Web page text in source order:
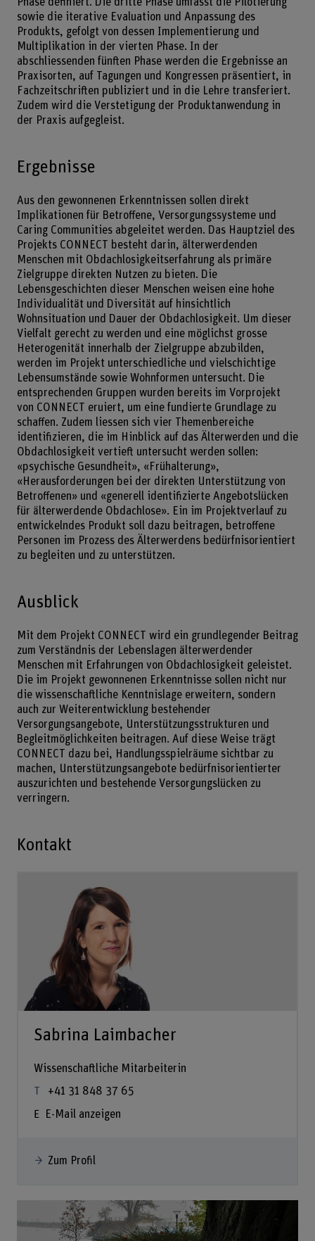
sowie die iterative Evaluation und Anpassung des
Produkts, gefolgt von dessen Implementierung und
Multiplikation in der vierten Phase. In der
abschliessenden fünften Phase werden die Ergebnisse an
Praxisorten, auf Tagungen und Kongressen präsentiert, in
Fachzeitschriften publiziert und in die Lehre transferiert.
Zudem wird die Verstetigung der Produktanwendung in
der Praxis aufgegleist.
Ergebnisse
Aus den gewonnenen Erkenntnissen sollen direkt
Implikationen für Betroffene, Versorgungssysteme und
Caring Communities abgeleitet werden. Das Hauptziel des
Projekts CONNECT besteht darin, älterwerdenden
Menschen mit Obdachlosigkeitserfahrung als primäre
Zielgruppe direkten Nutzen zu bieten. Die
Lebensgeschichten dieser Menschen weisen eine hohe
Individualität und Diversität auf hinsichtlich
Wohnsituation und Dauer der Obdachlosigkeit. Um dieser
Vielfalt gerecht zu werden und eine möglichst grosse
Heterogenität innerhalb der Zielgruppe abzubilden,
werden im Projekt unterschiedliche und vielschichtige
Lebensumstände sowie Wohnformen untersucht. Die
entsprechenden Gruppen wurden bereits im Vorprojekt
von CONNECT eruiert, um eine fundierte Grundlage zu
schaffen. Zudem liessen sich vier Themenbereiche
identifizieren, die im Hinblick auf das Älterwerden und die
Obdachlosigkeit vertieft untersucht werden sollen:
«psychische Gesundheit», «Frühalterung»,
«Herausforderungen bei der direkten Unterstützung von
Betroffenen» und «generell identifizierte Angebotslücken
für älterwerdende Obdachlose». Ein im Projektverlauf zu
entwickelndes Produkt soll dazu beitragen, betroffene
Personen im Prozess des Älterwerdens bedürfnisorientiert
zu begleiten und zu unterstützen.
Ausblick
Mit dem Projekt CONNECT wird ein grundlegender Beitrag
zum Verständnis der Lebenslagen älterwerdender
Menschen mit Erfahrungen von Obdachlosigkeit geleistet.
Die im Projekt gewonnenen Erkenntnisse sollen nicht nur
die wissenschaftliche Kenntnislage erweitern, sondern
auch zur Weiterentwicklung bestehender
Versorgungsangebote, Unterstützungsstrukturen und
Begleitmöglichkeiten beitragen. Auf diese Weise trägt
CONNECT dazu bei, Handlungsspielräume sichtbar zu
machen, Unterstützungsangebote bedürfnisorientierter
auszurichten und bestehende Versorgungslücken zu
verringern.
Kontakt
Sabrina Laimbacher
Wissenschaftliche Mitarbeiterin
+41 31 848 37 65
E-Mail anzeigen
Zum Profil